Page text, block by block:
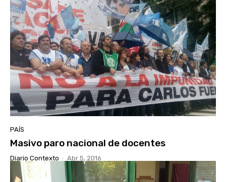
PAÍS
Masivo paro nacional de docentes
Diario Contexto - Abr 5, 2016